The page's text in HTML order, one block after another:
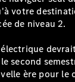
votre
de niveau 2.
électrique
second
ère pour le